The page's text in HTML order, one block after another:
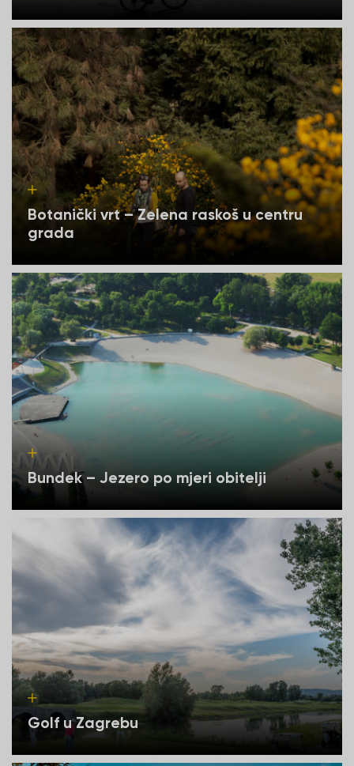
Botanički vrt – Zelena raskoš u centru
grada
Bundek – Jezero po mjeri obitelji
Golf u Zagrebu